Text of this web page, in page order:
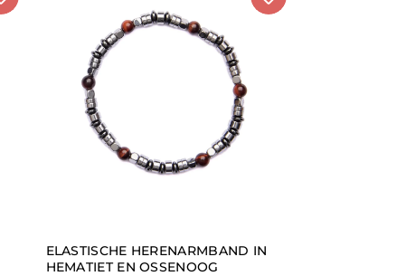
ELASTISCHE HERENARMBAND IN
HEMATIET EN OSSENOOG